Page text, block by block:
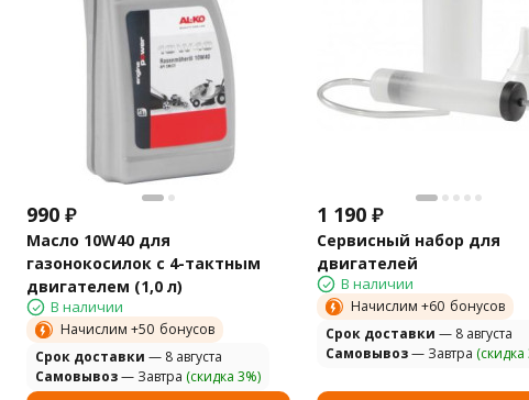
990 ₽
Масло 10W40 для
газонокосилок с 4-тактным
двигателем (1,0 л)
В наличии
Начислим +50 бонусов
Cрок доставки — 8 августа
Самовывоз— Завтра (скидка 3%)
1 190 ₽
Сервисный набор для
двигателей
В наличии
Начислим +60 бонусов
Cрок доставки — 8 августа
Самовывоз— Завтра (скидка